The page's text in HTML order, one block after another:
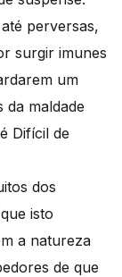
perversas,
surgir imunes
um
da maldade
Difícil de
dos
isto
a natureza
de que